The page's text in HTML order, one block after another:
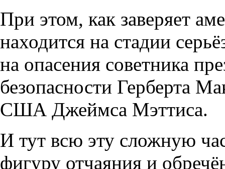
При этом, как заверяет
находится на стадии
на опасения советника
безопасности Герберта
США Джеймса Мэттиса.
И тут всю эту сложную
фигуру отчаяния и